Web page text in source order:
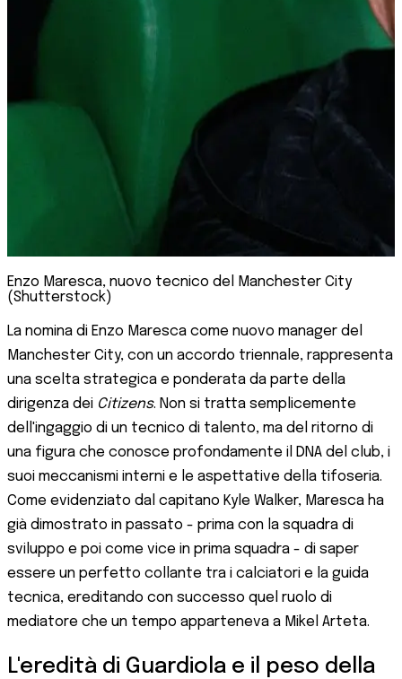
Enzo Maresca, nuovo tecnico del Manchester City
(Shutterstock)
La nomina di Enzo Maresca come nuovo manager del
Manchester City, con un accordo triennale, rappresenta
una scelta strategica e ponderata da parte della
dirigenza dei Citizens. Non si tratta semplicemente
dell'ingaggio di un tecnico di talento, ma del ritorno di
una figura che conosce profondamente il DNA del club, i
suoi meccanismi interni e le aspettative della tifoseria.
Come evidenziato dal capitano Kyle Walker, Maresca ha
già dimostrato in passato - prima con la squadra di
sviluppo e poi come vice in prima squadra - di saper
essere un perfetto collante tra i calciatori e la guida
tecnica, ereditando con successo quel ruolo di
mediatore che un tempo apparteneva a Mikel Arteta.
L'eredità di Guardiola e il peso della